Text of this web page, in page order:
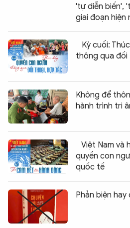
'tự diễn biến',
giai đoạn hiện
Kỳ cuối:
thông qua
Không để
hành trình tri
Việt Nam và
quyền con
quốc tế
Phản biện hay